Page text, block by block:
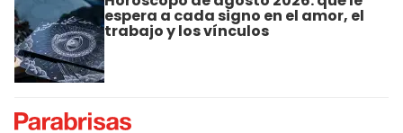
espera a cada signo en el amor, el
trabajo y los vínculos